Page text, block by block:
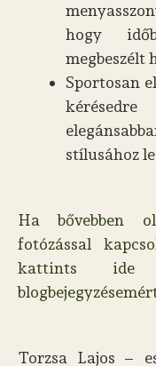
hogy
megbeszélt
Sportosan
stílusához
Ha bővebben
fotózással
kattints ide
Torzsa Lajos –